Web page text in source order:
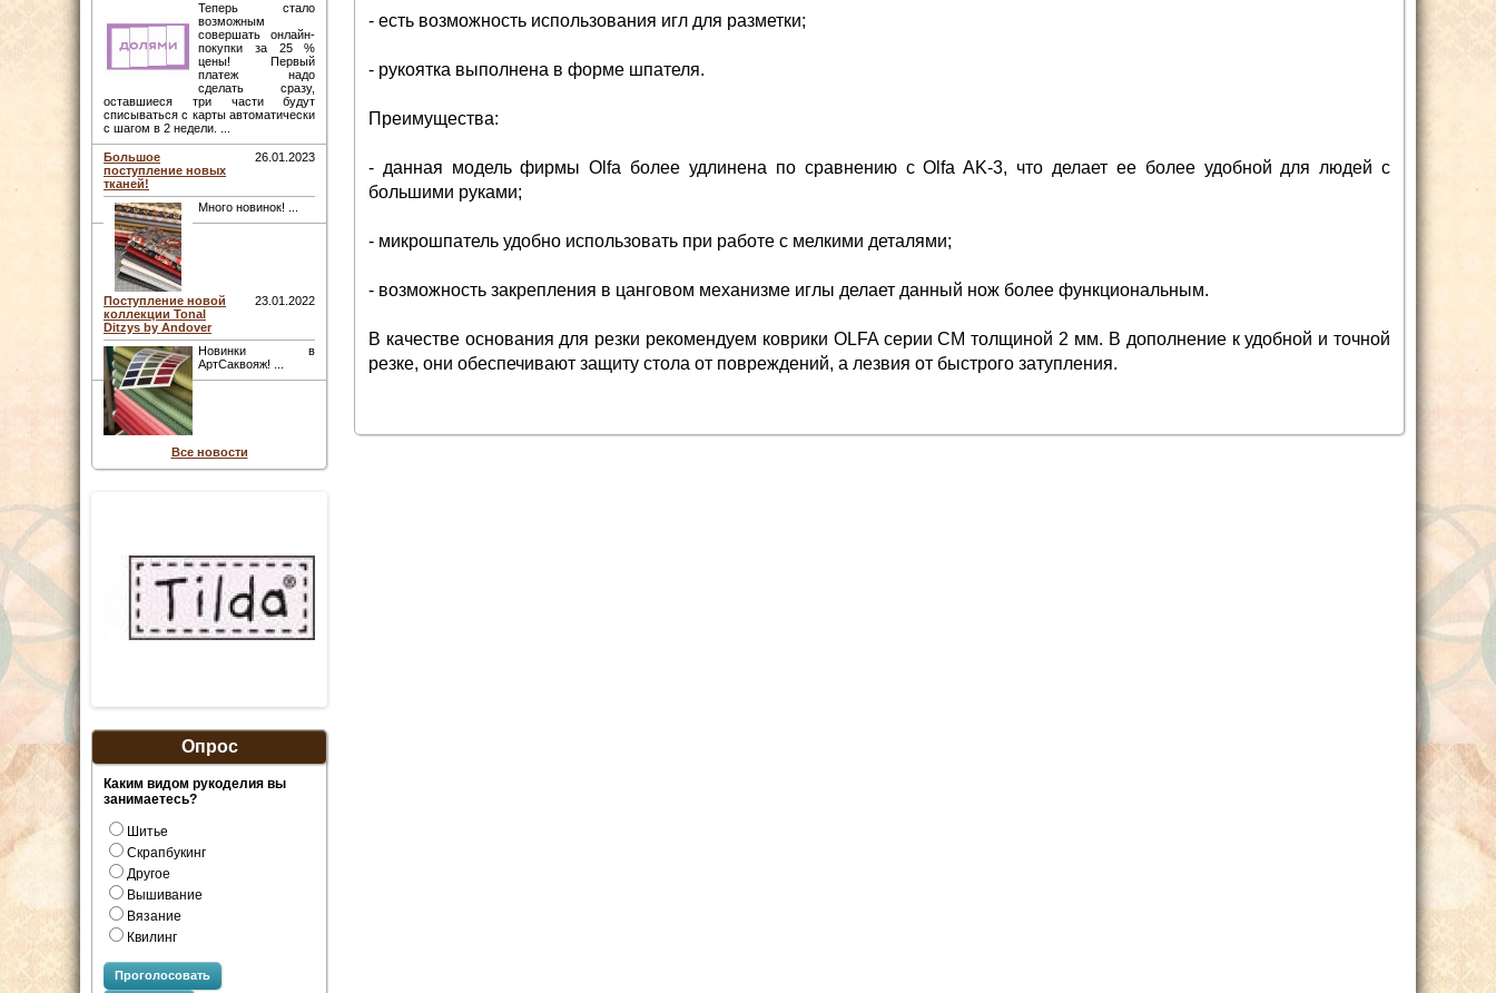
Теперь стало
возможным
совершать онлайн-
покупки за 25 %
цены! Первый
платеж надо
сделать сразу,
оставшиеся три части будут
списываться с карты автоматически
с шагом в 2 недели. ...
Большое
поступление новых
тканей!
26.01.2023
Много новинок! ...
Поступление новой
коллекции Tonal
Ditzys by Andover
23.01.2022
Новинки в
АртСаквояж! ...
Все новости
Опрос
Каким видом рукоделия вы
занимаетесь?
Шитье
Скрапбукинг
Другое
Вышивание
Вязание
Квилинг
Проголосовать
- есть возможность использования игл для разметки;
- рукоятка выполнена в форме шпателя.
Преимущества:
- данная модель фирмы Olfa более удлинена по сравнению с Olfa AK-3, что делает ее более удобной для людей с
большими руками;
- микрошпатель удобно использовать при работе с мелкими деталями;
- возможность закрепления в цанговом механизме иглы делает данный нож более функциональным.
В качестве основания для резки рекомендуем коврики OLFA серии СМ толщиной 2 мм. В дополнение к удобной и точной
резке, они обеспечивают защиту стола от повреждений, а лезвия от быстрого затупления.